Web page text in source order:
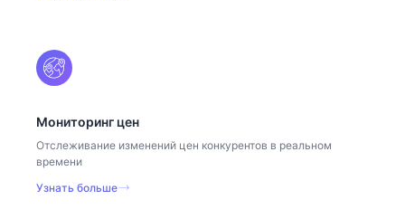
Мониторинг цен
Отслеживание изменений цен конкурентов в реальном
времени
Узнать больше